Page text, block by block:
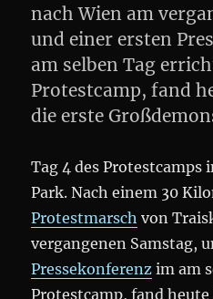
nach Wien am
und einer ersten
am selben Tag
Protestcamp, fand
die erste
Tag 4 des
Park. Nach einem 30
Protestmarsch von
vergangenen Samstag,
Pressekonferenz im am
Protestcamp, fand